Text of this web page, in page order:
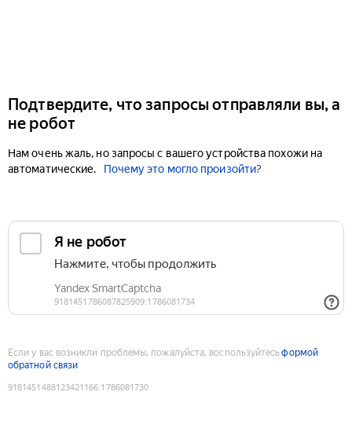
Подтвердите, что запросы отправляли вы, а
не робот
Нам очень жаль, но запросы с вашего устройства похожи на
автоматические.
Почему это могло произойти?
Если у вас возникли проблемы, пожалуйста, воспользуйтесьформой
обратной связи
9181451488123421166:1786081730